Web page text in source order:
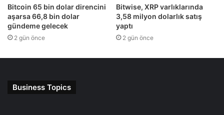
Bitcoin 65 bin dolar direncini
aşarsa 66,8 bin dolar
gündeme gelecek
2 gün önce
Bitwise, XRP varlıklarında
3,58 milyon dolarlık satış
yaptı
2 gün önce
Business Topics